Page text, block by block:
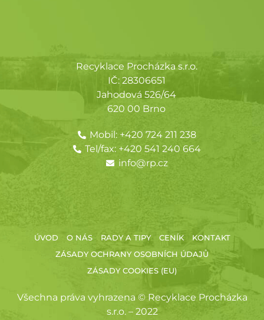
Recyklace Procházka s.r.o.
IČ: 28306651
Jahodová 526/64
620 00 Brno
Mobil: +420 724 211 238
Tel/fax: +420 541 240 664
info@rp.cz
ÚVOD O NÁS RADY A TIPY CENÍK
KONTAKT
ZÁSADY OCHRANY OSOBNÍCH ÚDAJŮ
ZÁSADY COOKIES (EU)
Všechna práva vyhrazena © Recyklace Procházka
s.r.o. – 2022